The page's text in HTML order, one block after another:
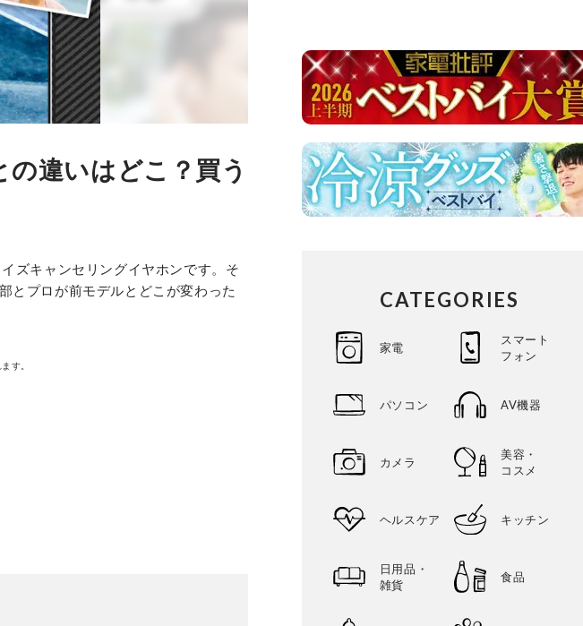
違いはどこ？買う
ズキャンセリングイヤホンです。そ
とプロが前モデルとどこが変わった
す。
CATEGORIES
家電
スマート
フォン
パソコン AV機器
カメラ
美容・
コスメ
ヘルスケア キッチン
日用品・
雑貨
食品